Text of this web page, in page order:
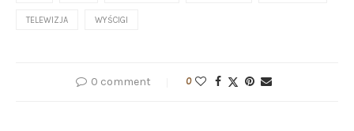
TELEWIZJA WYŚCIGI
0 comment 0